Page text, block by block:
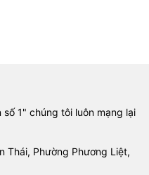
1" chúng tôi luôn mạng lại
Thái, Phường Phương Liệt,